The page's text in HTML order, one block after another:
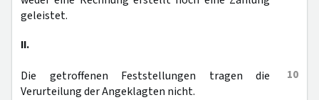
geleistet.
II.
10
Die getroffenen Feststellungen tragen die
Verurteilung der Angeklagten nicht.